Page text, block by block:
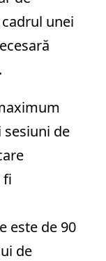
unei
de
fi
este de 90
de